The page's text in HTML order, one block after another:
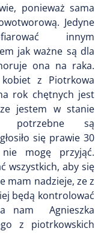
ponieważ sama
Jedyne
innym
jak ważne są dla
ona na raka.
z Piotrkowa
rok chętnych jest
jestem w stanie
potrzebne są
się prawie 30
mogę przyjąć.
wszystkich, aby się
mam nadzieje, ze z
będą kontrolować
nam Agnieszka
z piotrkowskich